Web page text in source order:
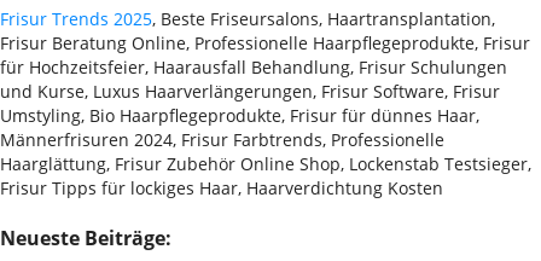
Frisur Trends 2025, Beste Friseursalons, Haartransplantation,
Frisur Beratung Online, Professionelle Haarpflegeprodukte, Frisur
für Hochzeitsfeier, Haarausfall Behandlung, Frisur Schulungen
und Kurse, Luxus Haarverlängerungen, Frisur Software, Frisur
Umstyling, Bio Haarpflegeprodukte, Frisur für dünnes Haar,
Männerfrisuren 2024, Frisur Farbtrends, Professionelle
Haarglättung, Frisur Zubehör Online Shop, Lockenstab Testsieger,
Frisur Tipps für lockiges Haar, Haarverdichtung Kosten
Neueste Beiträge: